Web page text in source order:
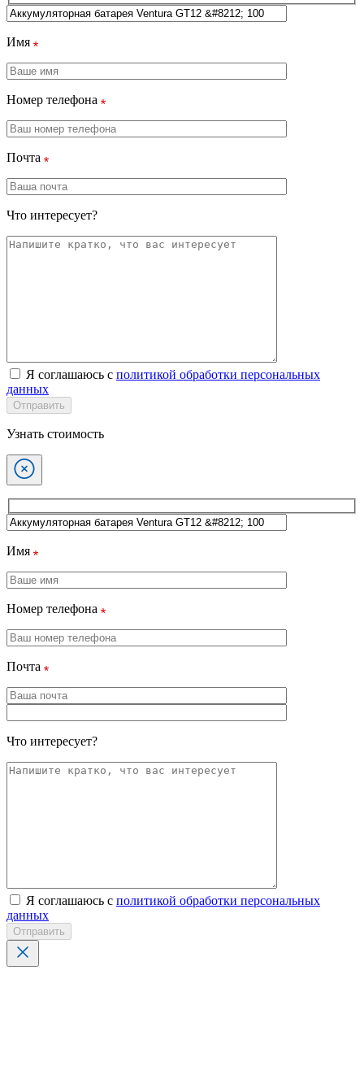
Имя
Номер телефона
Почта
Что интересует?
Я соглашаюсь с политикой обработки персональных
данных
Отправить
Узнать стоимость
Имя
Номер телефона
Почта
Что интересует?
Я соглашаюсь с политикой обработки персональных
данных
Отправить